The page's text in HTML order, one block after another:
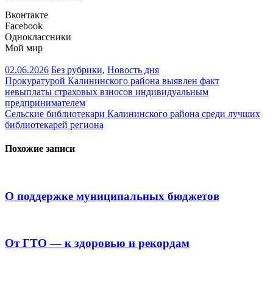
Вконтакте
Facebook
Одноклассники
Мой мир
02.06.2026 Без рубрики, Новость дня
Навигация
по
записям
Прокуратурой Калининского района выявлен факт
невыплаты страховых взносов индивидуальным
предпринимателем
Сельские библиотекари Калининского района среди лучших
библиотекарей региона
Похожие записи
О поддержке муниципальных бюджетов
От ГТО — к здоровью и рекордам